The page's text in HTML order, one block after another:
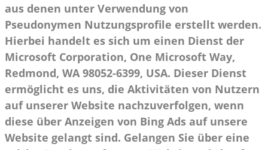
aus denen unter Verwendung von
Pseudonymen Nutzungsprofile erstellt werden.
Hierbei handelt es sich um einen Dienst der
Microsoft Corporation, One Microsoft Way,
Redmond, WA 98052-6399, USA. Dieser Dienst
ermöglicht es uns, die Aktivitäten von Nutzern
auf unserer Website nachzuverfolgen, wenn
diese über Anzeigen von Bing Ads auf unsere
Website gelangt sind. Gelangen Sie über eine